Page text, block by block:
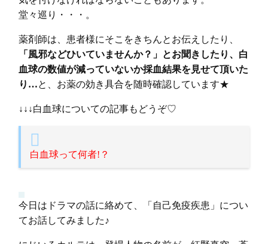
堂々巡り・・・。
薬剤師は、患者様にそこをきちんとお伝えしたり、
「風邪などひいていませんか？」とお聞きしたり、白
血球の数値が減っていないか採血結果を見せて頂いた
り…と、お薬の効き具合を随時確認しています★
↓↓↓白血球についての記事もどうぞ♡
白血球って何者!？
今日はドラマの話に絡めて、「自己免疫疾患」につい
てお話してみました♪